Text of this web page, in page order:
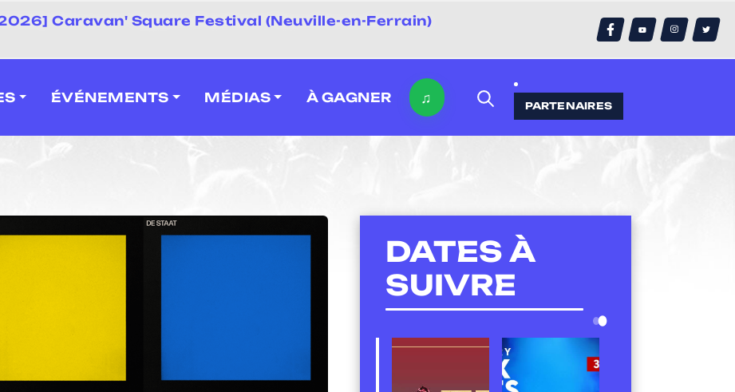
Caravan' Square Festival (Neuville-en-Ferrain)
ÉVÉNEMENTS MÉDIAS À GAGNER ♫ PARTENAIRES
DATES À
SUIVRE